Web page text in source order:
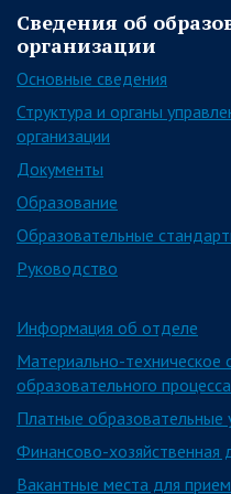
Сведения об
организации
Основные сведения
Структура и органы
организации
Документы
Образование
Образовательные
Руководство
Информация об отделе
Материально-техническое
образовательного
Платные образовательные
Финансово-хозяйственная
Вакантные места для